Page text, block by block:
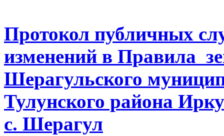
Протокол публичных
изменений в Правила
Шерагульского
Тулунского района
с. Шерагул